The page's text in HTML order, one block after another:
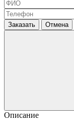
Заказать Отмена
Описание